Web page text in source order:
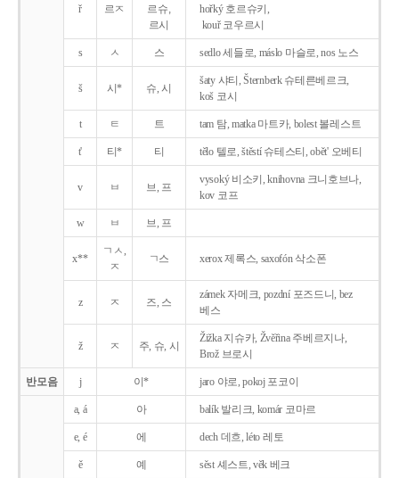
ř 르ㅈ
르슈,
르시
hořký 호르슈키,
kouř 코우르시
s ㅅ 스 sedlo 세들로, máslo 마슬로, nos 노스
š 시* 슈, 시
šaty 샤티, Šternberk 슈테른베르크,
koš 코시
t ㅌ 트 tam 탐, matka 마트카, bolest 볼레스트
t' 티* 티 tělo 텔로, štěstí 슈테스티, obět' 오베티
v ㅂ 브, 프
vysoký 비소키, knihovna 크니호브나,
kov 코프
w ㅂ 브, 프
x**
ㄱㅅ,
ㅈ
ㄱ스 xerox 제록스, saxofón 삭소폰
z ㅈ 즈, 스
zámek 자메크, pozdní 포즈드니, bez
베스
ž ㅈ 주, 슈, 시
Žižka 지슈카, Žvěřina 주베르지나,
Brož 브로시
반모음 j 이* jaro 야로, pokoj 포코이
a, á 아 balík 발리크, komár 코마르
e, é 에 dech 데흐, léto 레토
ě 예 sěst 셰스트, věk 베크